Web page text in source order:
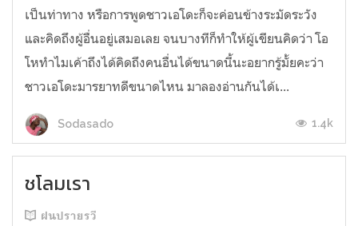
เป็นท่าทาง หรือการพูดชาวเอโดะก็จะค่อนข้างระมัดระวัง
และคิดถึงผู้อื่นอยู่เสมอเลย จนบางทีก็ทำให้ผู้เขียนคิดว่า โอ
โหทำไมเค้าถึงได้คิดถึงคนอื่นได้ขนาดนี้นะอยากรู้มั้ยคะว่า
ชาวเอโดะมารยาทดีขนาดไหน มาลองอ่านกันได้เ...
Sodasado 1.4k
ชโลมเรา
ฝนปรายรวี